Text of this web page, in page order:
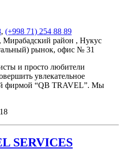
, (+998 71) 254 88 89
Мирабадский район , Нукус
рынок, офис № 31
и просто любители
увлекательное
фирмой “QB TRAVEL”. Мы
SERVICES